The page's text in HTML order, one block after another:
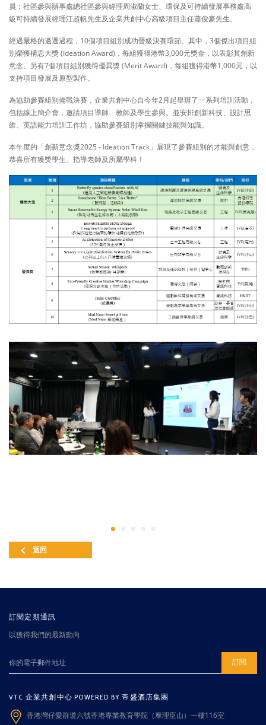
員：社區參與辦事處總社區參與經理周淑蘭女士、環保及可持續發展事務處高
級可持續發展經理江超帆先生及企業共創中心高級項目主任蕭俊豪先生。
經過嚴格的遴選過程，10個項目組別成功晉級決賽環節。其中，3個傑出項目組
別榮獲構思大獎 (Ideation Award)，每組獲得港幣3,000元獎金，以表彰其創新
意念。另有7個項目組別獲得優異獎 (Merit Award)，每組獲得港幣1,000元，以
支持項目發展及原型製作。
為協助參賽組別備戰決賽，企業共創中心自今年2月起舉辦了一系列培訓活動，
包括線上簡介會，邀請項目導師、教師及學生參與。並安排創新科技、設計思
維、英語能力培訓工作坊，協助參賽組別掌握關鍵技能與知識。
本年度的「創新意念獎2025 - Ideation Track」展現了參賽組別的才能與創意，
恭喜所有獲獎學生、指導老師及所屬學科！
返回
訂閱定期通訊
以獲得我們的最新動向
訂閱
VTC 企業共創中心 POWERED BY 帝盛酒店集團
香港灣仔愛群道六號香港專業教育學院（摩理臣山）一樓116室